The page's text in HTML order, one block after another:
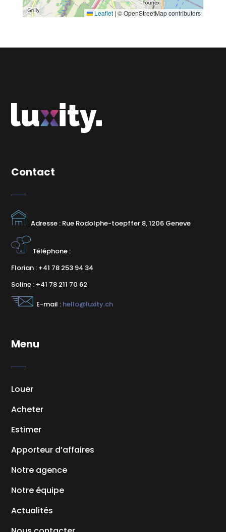
Leaflet | © OpenStreetMap contributors
Contact
Adresse : Rue Rodolphe-toepffer 8, 1206 Geneve
Téléphone :
Florian : +41 78 253 94 34
Soline : +41 78 211 70 62
E-mail : hello@luxity.ch
Menu
Louer
Acheter
Estimer
Apporteur d’affaires
Notre agence
Notre équipe
Actualités